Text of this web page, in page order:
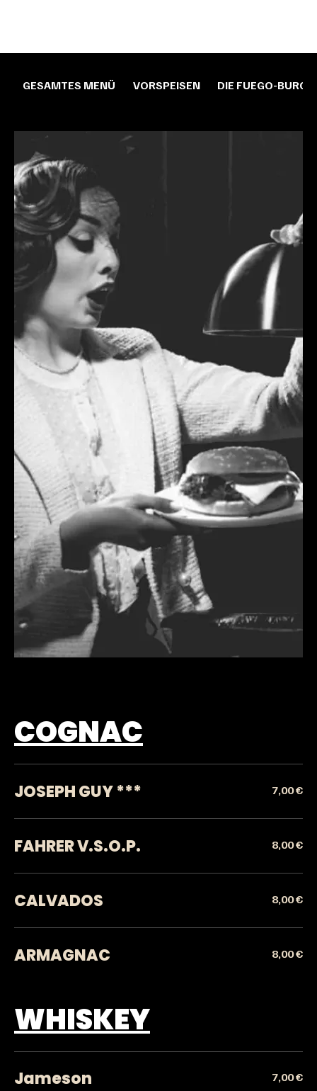
GESAMTES MENÜ VORSPEISEN DIE FUEGO-
COGNAC
JOSEPH GUY *** 7,00 €
FAHRER V.S.O.P. 8,00 €
CALVADOS 8,00 €
ARMAGNAC 8,00 €
WHISKEY
Jameson 7,00 €